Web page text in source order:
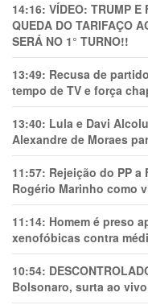
14:16: VÍDEO: TRUMP E
QUEDA DO TARIFAÇO
SERÁ NO 1° TURNO!!
13:49: Recusa de
tempo de TV e força
13:40: Lula e Davi
Alexandre de Moraes
11:57: Rejeição do PP
Rogério Marinho como
11:14: Homem é preso
xenofóbicas contra
10:54:
Bolsonaro, surta ao